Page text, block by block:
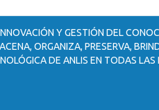
Y GESTIÓN DEL
ORGANIZA, PRESERVA,
DE ANLIS EN TODAS